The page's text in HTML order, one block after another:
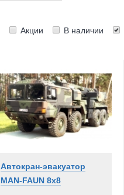
Акции В наличии
Автокран-эвакуатор
MAN-FAUN 8x8